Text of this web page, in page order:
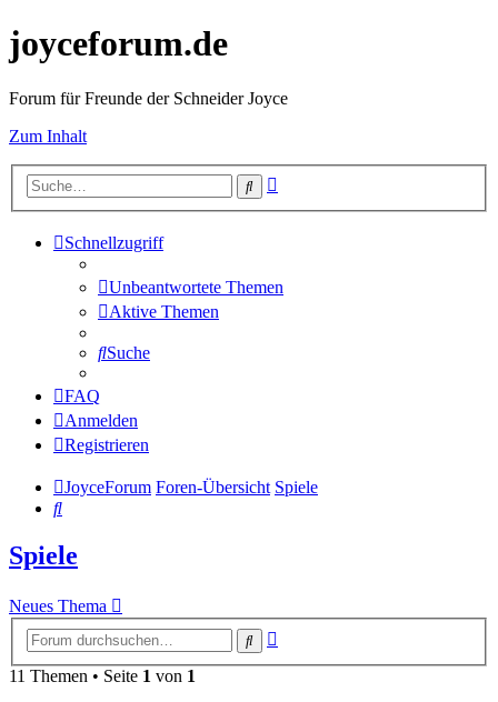
joyceforum.de
Forum für Freunde der Schneider Joyce
Zum Inhalt
Suche
Schnellzugriff
Unbeantwortete Themen
Aktive Themen
Suche
FAQ
Anmelden
Registrieren
JoyceForum Foren-Übersicht Spiele
Suche
Spiele
Neues Thema
Suche
11 Themen • Seite 1 von 1